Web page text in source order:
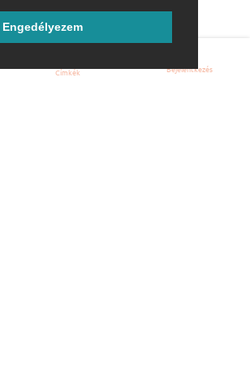
Engedélyezem
Címkék Bejelentkezés